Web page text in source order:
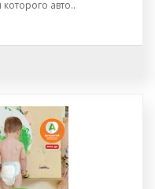
авто..